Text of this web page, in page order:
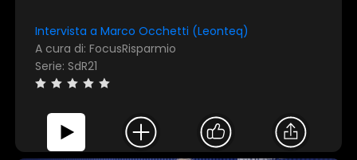
Intervista a Marco Occhetti (Leonteq)
A cura di: FocusRisparmio
Serie: SdR21